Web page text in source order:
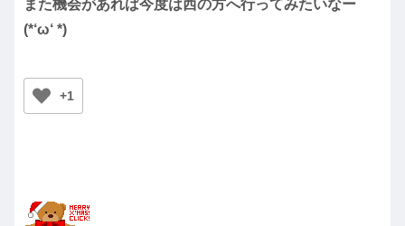
また機会があれば今度は西の方へ行ってみたいなー
(*‘ω‘ *)
+1